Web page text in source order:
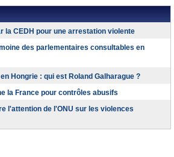
la CEDH pour une arrestation violente
des parlementaires consultables en
Hongrie : qui est Roland Galharague ?
la France pour contrôles abusifs
l'attention de l'ONU sur les violences